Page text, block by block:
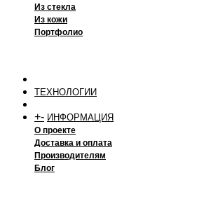
Из стекла
Из кожи
Портфолио
ТЕХНОЛОГИИ
+- ИНФОРМАЦИЯ
О проекте
Доставка и оплата
Производителям
Блог